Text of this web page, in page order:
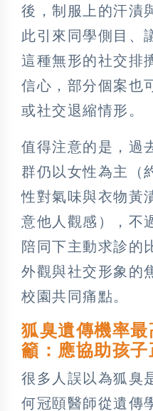
後，制服上的汗漬
此引來同學側目、
這種無形的社交排
信心，部分個案也
或社交退縮情形。
值得注意的是，過
群仍以女性為主（
性對氣味與衣物黃
意他人觀感），不
陪同下主動求診的
外觀與社交形象的
校園共同痛點。
狐臭遺傳機率
籲：應協助孩
很多人誤以為狐臭
何冠頤醫師從遺傳